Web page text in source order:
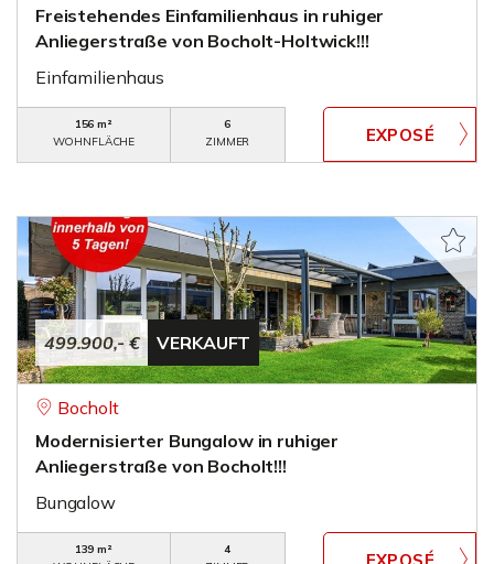
Freistehendes Einfamilienhaus in ruhiger
Anliegerstraße von Bocholt-Holtwick!!!
Einfamilienhaus
156 m²
WOHNFLÄCHE
6
ZIMMER
499.900,- € VERKAUFT
Bocholt
Modernisierter Bungalow in ruhiger
Anliegerstraße von Bocholt!!!
Bungalow
139 m²
4